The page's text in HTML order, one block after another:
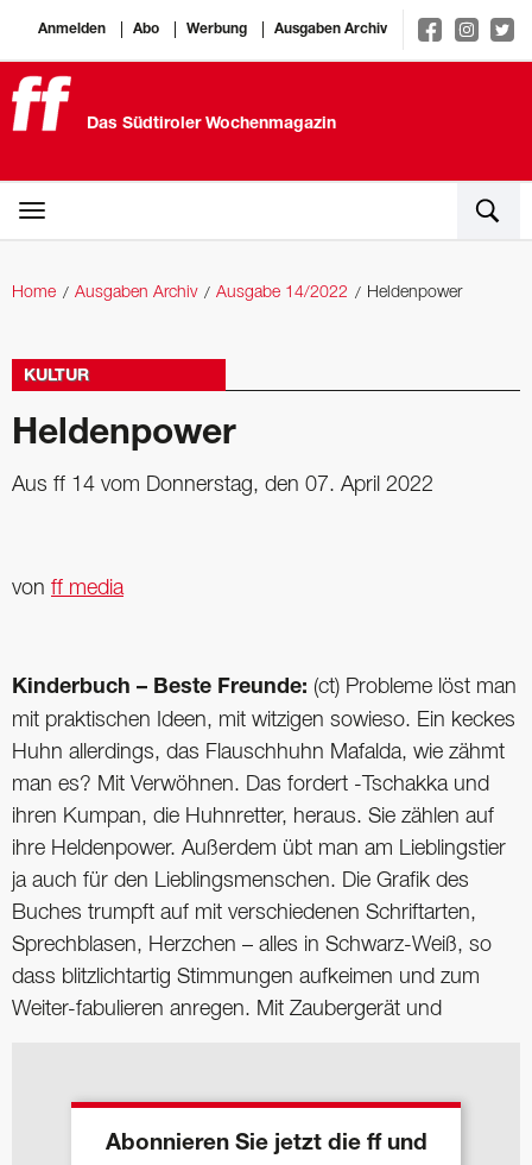
Anmelden Abo Werbung Ausgaben Archiv
Das Südtiroler Wochenmagazin
Home Ausgaben Archiv Ausgabe 14/2022 Heldenpower
KULTUR
Heldenpower
Aus ff 14 vom Donnerstag, den 07. April 2022
von ff media
Kinderbuch – Beste Freunde: (ct) Probleme löst man
mit praktischen Ideen, mit witzigen sowieso. Ein keckes
Huhn allerdings, das Flauschhuhn Mafalda, wie zähmt
man es? Mit Verwöhnen. Das fordert -Tschakka und
ihren Kumpan, die Huhnretter, heraus. Sie zählen auf
ihre Heldenpower. Außerdem übt man am Lieblingstier
ja auch für den Lieblingsmenschen. Die Grafik des
Buches trumpft auf mit verschiedenen Schriftarten,
Sprechblasen, Herzchen – alles in Schwarz-Weiß, so
dass blitzlichtartig Stimmungen aufkeimen und zum
Weiter-fabulieren anregen. Mit Zaubergerät und
Abonnieren Sie jetzt die ff und